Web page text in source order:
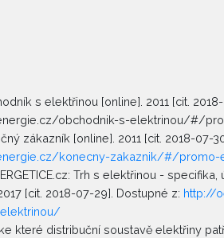
s elektřinou [online]. 2011 [cit.
obchodnik-s-elektrinou/#/
zákazník [online]. 2011 [cit. 2018-07-
konecny-zakaznik/#/promo-
Trh s elektřinou - specifika,
[cit. 2018-07-29]. Dostupné z: http://
které distribuční soustavě elektřiny